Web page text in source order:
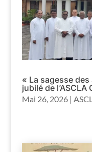
« La sagesse
jubilé de l’ASCLA
Mai 26, 2026|